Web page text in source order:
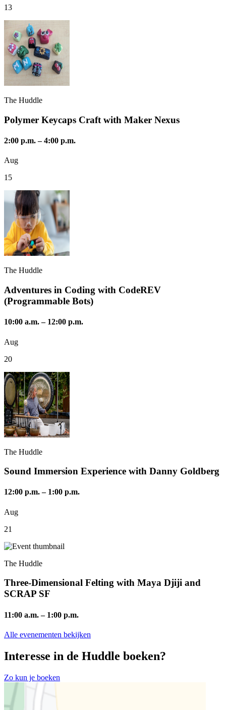
13
The Huddle
Polymer Keycaps Craft with Maker Nexus
2:00 p.m.–4:00 p.m.
Aug
15
The Huddle
Adventures in Coding with CodeREV
(Programmable Bots)
10:00 a.m.– 12:00 p.m.
Aug
20
The Huddle
Sound Immersion Experience with Danny Goldberg
12:00 p.m.– 1:00 p.m.
Aug
21
The Huddle
Three-Dimensional Felting with Maya Djiji and
SCRAP SF
11:00 a.m.– 1:00 p.m.
Alle evenementen bekijken
Interesse in de Huddle boeken?
Zo kun je boeken